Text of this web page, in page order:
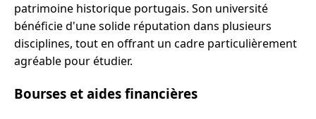
patrimoine historique portugais. Son université
bénéficie d'une solide réputation dans plusieurs
disciplines, tout en offrant un cadre particulièrement
agréable pour étudier.
Bourses et aides financières